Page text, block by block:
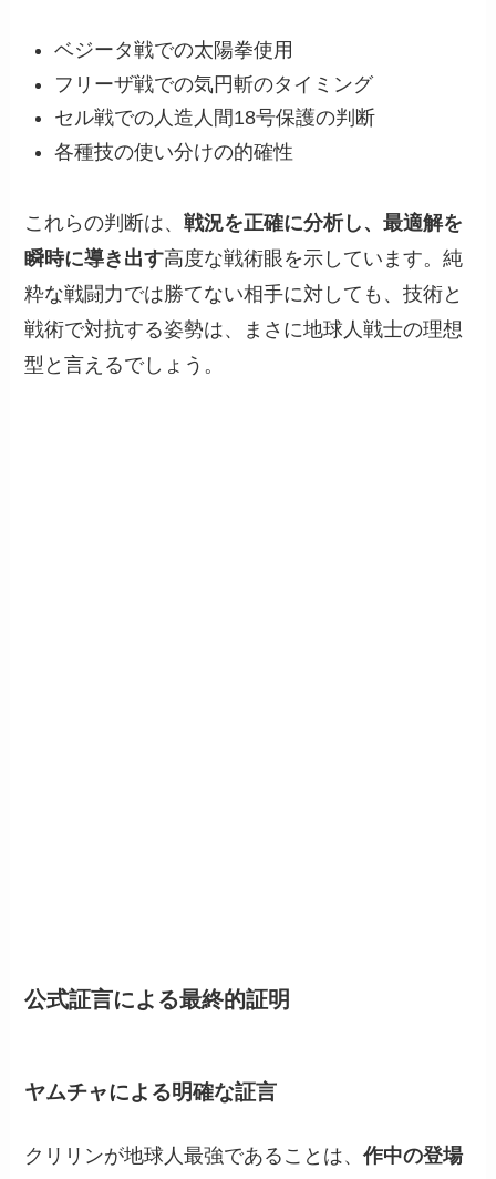
ベジータ戦での太陽拳使用
フリーザ戦での気円斬のタイミング
セル戦での人造人間18号保護の判断
各種技の使い分けの的確性
これらの判断は、戦況を正確に分析し、最適解を
瞬時に導き出す高度な戦術眼を示しています。純
粋な戦闘力では勝てない相手に対しても、技術と
戦術で対抗する姿勢は、まさに地球人戦士の理想
型と言えるでしょう。
公式証言による最終的証明
ヤムチャによる明確な証言
クリリンが地球人最強であることは、作中の登場